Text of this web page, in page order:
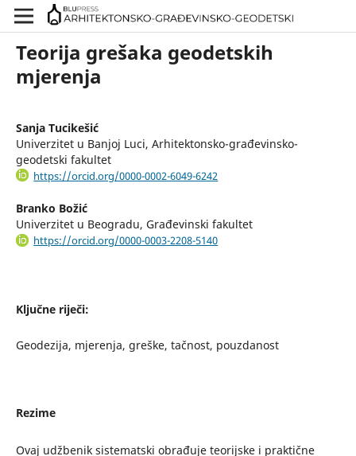
Teorija grešaka geodetskih
mjerenja
Sanja Tucikešić
Univerzitet u Banjoj Luci, Arhitektonsko-građevinsko-
geodetski fakultet
https://orcid.org/0000-0002-6049-6242
Branko Božić
Univerzitet u Beogradu, Građevinski fakultet
https://orcid.org/0000-0003-2208-5140
Ključne riječi:
Geodezija, mjerenja, greške, tačnost, pouzdanost
Rezime
Ovaj udžbenik sistematski obrađuje teorijske i praktične